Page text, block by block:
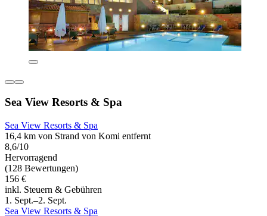
Sea View Resorts & Spa
Sea View Resorts & Spa
16,4 km von Strand von Komi entfernt
8,6/10
Hervorragend
(128 Bewertungen)
156 €
inkl. Steuern & Gebühren
1. Sept.–2. Sept.
Sea View Resorts & Spa